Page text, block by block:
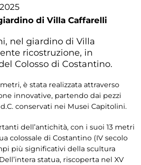
di Villa Caffarelli
nel giardino di Villa
ricostruzione, in
Colosso di Costantino.
è stata realizzata attraverso
innovative, partendo dai pezzi
conservati nei Musei Capitolini.
dell’antichità, con i suoi 13 metri
colossale di Costantino (IV secolo
più significativi della scultura
statua, riscoperta nel XV